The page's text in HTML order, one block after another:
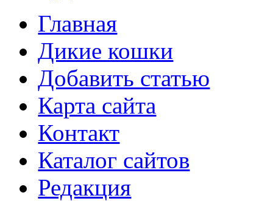
Главная
Дикие кошки
Добавить статью
Карта сайта
Контакт
Каталог сайтов
Редакция